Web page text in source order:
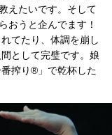
えたいです。そして
おうと企んでます！
てたり、体調を崩し
として完璧です。娘
搾り®」で乾杯した